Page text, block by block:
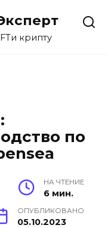
крипту
по
НА ЧТЕНИЕ
6 мин.
ОПУБЛИКОВАНО
05.10.2023